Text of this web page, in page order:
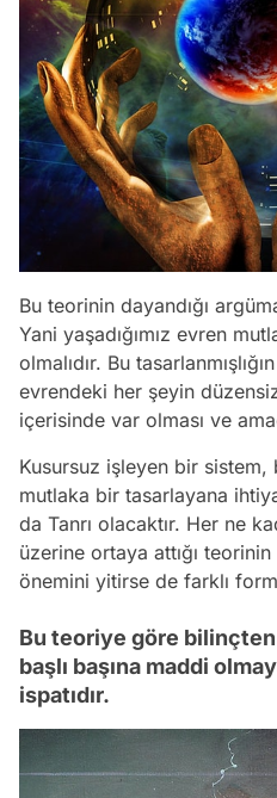
Bu teorinin dayandığı
Yani yaşadığımız evren
olmalıdır. Bu
evrendeki her şeyin
içerisinde var olması ve
Kusursuz işleyen bir
mutlaka bir tasarlayana
da Tanrı olacaktır. Her ne
üzerine ortaya attığı
önemini yitirse de farklı
Bu teoriye göre
başlı başına maddi
ispatıdır.